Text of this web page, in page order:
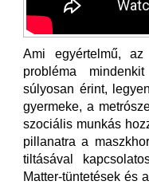
Ami egyértelmű,
probléma
súlyosan érint,
gyermeke, a
szociális munkás
pillanatra a
tiltásával
Matter-tüntetések és